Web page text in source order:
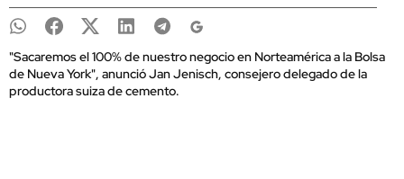
"Sacaremos el 100% de nuestro negocio en Norteamérica a la Bolsa
de Nueva York", anunció Jan Jenisch, consejero delegado de la
productora suiza de cemento.